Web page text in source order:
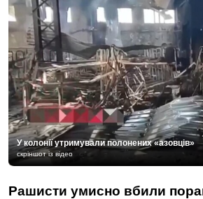
У колонії утримували полонених «азовців»
скріншот із відео
Рашисти умисно вбили